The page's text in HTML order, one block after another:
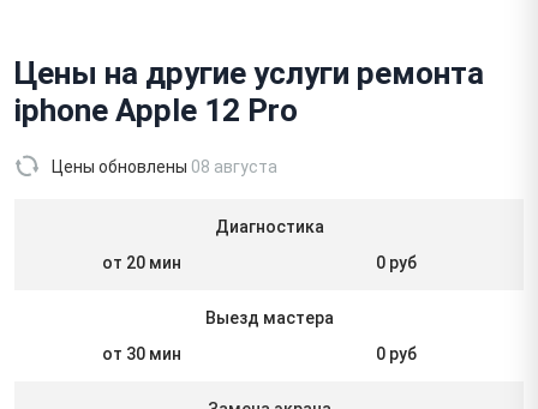
Цены на другие услуги ремонта
iphone Apple 12 Pro
Цены обновлены 08 августа
Диагностика
от 20 мин
0 руб
Выезд мастера
от 30 мин
0 руб